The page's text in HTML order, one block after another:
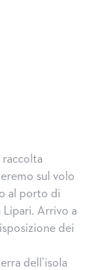
raccolta
sul volo
al porto di
Lipari. Arrivo a
dei
dell’isola